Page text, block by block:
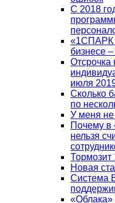
С 2018
«1СПАРК
бизнесе
Отсрочка
июля
Сколько
по
У меня не
Почему в
нельзя
Тормозит
Новая
Система
«Облака»